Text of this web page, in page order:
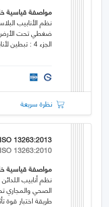
مواصفة قياسية
نظم الأنابيب
ضغطي تحت
الجزء 4 : تبطين لأنابيب مع الفلكنة في المكان
نظرة سريعة
13263:2013
ISO 13263:2010
مواصفة قياسية
نظم أنابيب
الصحي والمجاري
طريقة اختبار قوة